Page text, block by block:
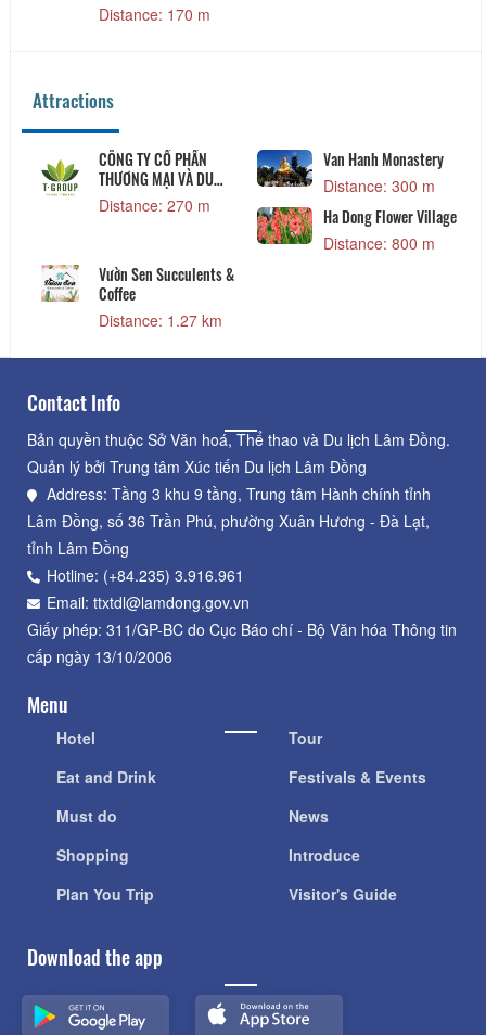
Distance: 170 m
Attractions
CÔNG TY CỔ PHẦN
THƯƠNG MẠI VÀ DU
LỊCH TGROUP
Distance: 270 m
Van Hanh Monastery
Distance: 300 m
Ha Dong Flower Village
Distance: 800 m
Vườn Sen Succulents &
Coffee
Distance: 1.27 km
Contact Info
Bản quyền thuộc Sở Văn hoá, Thể thao và Du lịch Lâm Đồng.
Quản lý bởi Trung tâm Xúc tiến Du lịch Lâm Đồng
Address: Tầng 3 khu 9 tầng, Trung tâm Hành chính tỉnh
Lâm Đồng, số 36 Trần Phú, phường Xuân Hương - Đà Lạt,
tỉnh Lâm Đồng
Hotline: (+84.235) 3.916.961
Email: ttxtdl@lamdong.gov.vn
Giấy phép: 311/GP-BC do Cục Báo chí - Bộ Văn hóa Thông tin
cấp ngày 13/10/2006
Menu
Hotel
Eat and Drink
Must do
Shopping
Plan You Trip
Tour
Festivals & Events
News
Introduce
Visitor's Guide
Download the app